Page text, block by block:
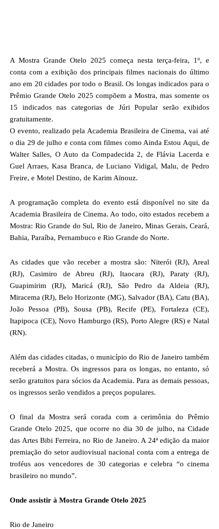
A Mostra Grande Otelo 2025 começa nesta terça-feira, 1º, e
conta com a exibição dos principais filmes nacionais do último
ano em 20 cidades por todo o Brasil. Os longas indicados para o
Prêmio Grande Otelo 2025 compõem a Mostra, mas somente os
15 indicados nas categorias de Júri Popular serão exibidos
gratuitamente.
O evento, realizado pela Academia Brasileira de Cinema, vai até
o dia 29 de julho e conta com filmes como Ainda Estou Aqui, de
Walter Salles, O Auto da Compadecida 2, de Flávia Lacerda e
Guel Arraes, Kasa Branca, de Luciano Vidigal, Malu, de Pedro
Freire, e Motel Destino, de Karim Aïnouz.
A programação completa do evento está disponível no site da
Academia Brasileira de Cinema. Ao todo, oito estados recebem a
Mostra: Rio Grande do Sul, Rio de Janeiro, Minas Gerais, Ceará,
Bahia, Paraíba, Pernambuco e Rio Grande do Norte.
As cidades que vão receber a mostra são: Niterói (RJ), Areal
(RJ), Casimiro de Abreu (RJ), Itaocara (RJ), Paraty (RJ),
Guapimirim (RJ), Maricá (RJ), São Pedro da Aldeia (RJ),
Miracema (RJ), Belo Horizonte (MG), Salvador (BA), Catu (BA),
João Pessoa (PB), Sousa (PB), Recife (PE), Fortaleza (CE),
Itapipoca (CE), Novo Hamburgo (RS), Porto Alegre (RS) e Natal
(RN).
Além das cidades citadas, o município do Rio de Janeiro também
receberá a Mostra. Os ingressos para os longas, no entanto, só
serão gratuitos para sócios da Academia. Para as demais pessoas,
os ingressos serão vendidos a preços populares.
O final da Mostra será corada com a cerimônia do Prêmio
Grande Otelo 2025, que ocorre no dia 30 de julho, na Cidade
das Artes Bibi Ferreira, no Rio de Janeiro. A 24ª edição da maior
premiação do setor audiovisual nacional conta com a entrega de
troféus aos vencedores de 30 categorias e celebra “o cinema
brasileiro no mundo”.
Onde assistir à Mostra Grande Otelo 2025
Rio de Janeiro